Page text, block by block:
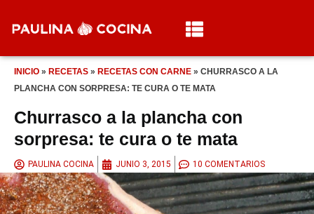
INICIO » RECETAS » RECETAS CON CARNE » CHURRASCO A LA
PLANCHA CON SORPRESA: TE CURA O TE MATA
Churrasco a la plancha con
sorpresa: te cura o te mata
PAULINA COCINA JUNIO 3, 2015 10 COMENTARIOS